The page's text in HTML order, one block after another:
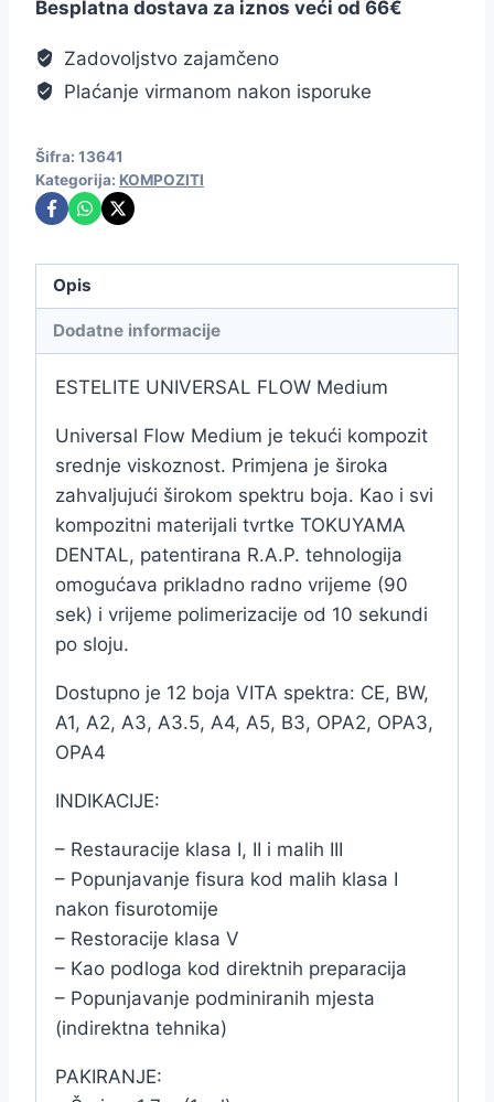
Besplatna dostava za iznos veći od 66€
Zadovoljstvo zajamčeno
Plaćanje virmanom nakon isporuke
Šifra: 13641
Kategorija: KOMPOZITI
Opis
Dodatne informacije
ESTELITE UNIVERSAL FLOW Medium
Universal Flow Medium je tekući kompozit
srednje viskoznost. Primjena je široka
zahvaljujući širokom spektru boja. Kao i svi
kompozitni materijali tvrtke TOKUYAMA
DENTAL, patentirana R.A.P. tehnologija
omogućava prikladno radno vrijeme (90
sek) i vrijeme polimerizacije od 10 sekundi
po sloju.
Dostupno je 12 boja VITA spektra: CE, BW,
A1, A2, A3, A3.5, A4, A5, B3, OPA2, OPA3,
OPA4
INDIKACIJE:
– Restauracije klasa I, II i malih III
– Popunjavanje fisura kod malih klasa I
nakon fisurotomije
– Restoracije klasa V
– Kao podloga kod direktnih preparacija
– Popunjavanje podminiranih mjesta
(indirektna tehnika)
PAKIRANJE: